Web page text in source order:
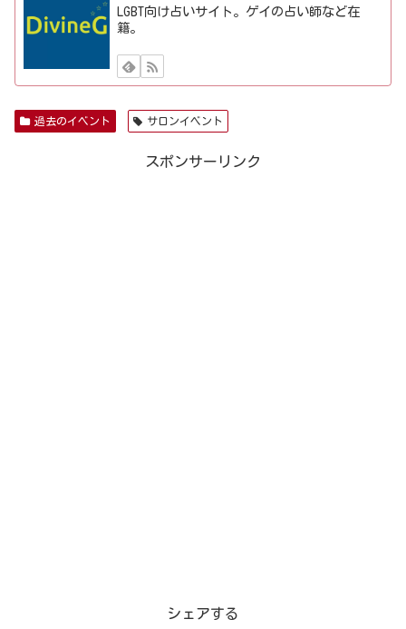
LGBT向け占いサイト。ゲイの占い師など在
籍。
過去のイベント サロンイベント
スポンサーリンク
シェアする